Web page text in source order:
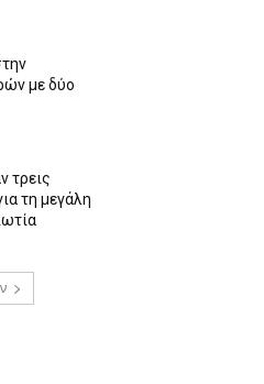
με δύο
τρεις
τη μεγάλη